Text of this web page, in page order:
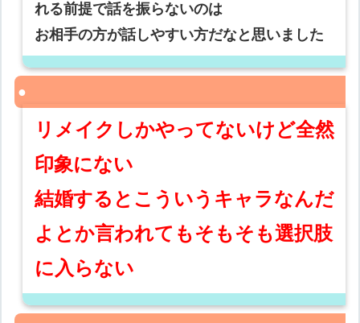
れる前提で話を振らないのは
お相手の方が話しやすい方だなと思いました
リメイクしかやってないけど全然
印象にない
結婚するとこういうキャラなんだ
よとか言われてもそもそも選択肢
に入らない